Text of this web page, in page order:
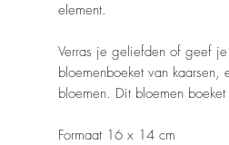
element.
Verras je geliefden of geef
bloemenboeket van
bloemen. Dit bloemen
Formaat 16 x 14 cm